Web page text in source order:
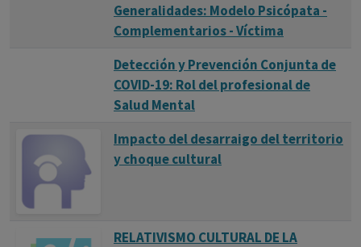
Generalidades: Modelo Psicópata -
Complementarios - Víctima
Detección y Prevención Conjunta de
COVID-19: Rol del profesional de
Salud Mental
Impacto del desarraigo del territorio
y choque cultural
RELATIVISMO CULTURAL DE LA